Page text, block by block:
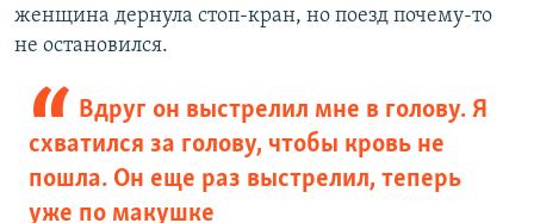
женщина дернула стоп-кран, но поезд почему-то
не остановился.
Вдруг он выстрелил мне в голову. Я
схватился за голову, чтобы кровь не
пошла. Он еще раз выстрелил, теперь
уже по макушке